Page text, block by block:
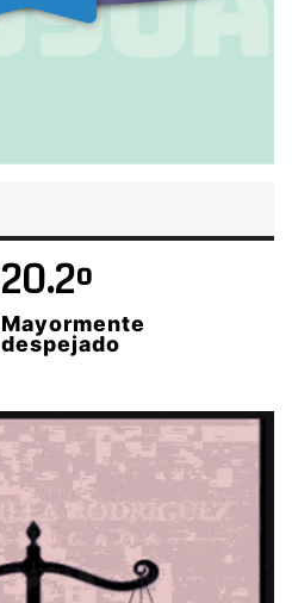
20.2º
Mayormente
despejado